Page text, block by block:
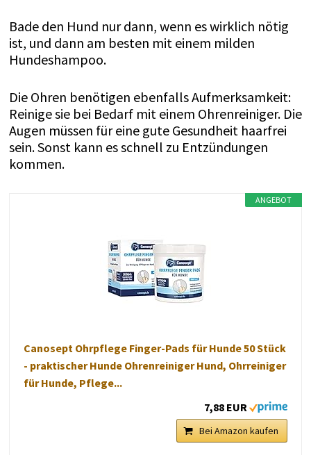
Bade den Hund nur dann, wenn es wirklich nötig
ist, und dann am besten mit einem milden
Hundeshampoo.
Die Ohren benötigen ebenfalls Aufmerksamkeit:
Reinige sie bei Bedarf mit einem Ohrenreiniger. Die
Augen müssen für eine gute Gesundheit haarfrei
sein. Sonst kann es schnell zu Entzündungen
kommen.
ANGEBOT
Canosept Ohrpflege Finger-Pads für Hunde 50 Stück
- praktischer Hunde Ohrenreiniger Hund, Ohrreiniger
für Hunde, Pflege...
7,88 EUR
Bei Amazon kaufen